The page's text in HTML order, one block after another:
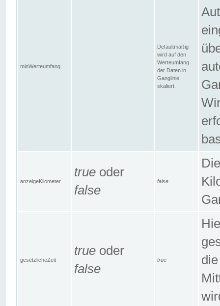
minWerteumfang
Defaultmäßig
wird auf den
Werteumfang
der Daten in
Ganglinie
skaliert.
anzeigeKilometer
true oder
false
false
gesetzlicheZeit
true oder
false
true